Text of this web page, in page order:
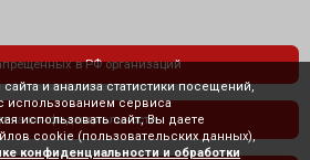
в РФ организаций
конфиденциальности
и анализа статистики посещений,
использованием сервиса
использовать сайт, Вы даете
cookie (пользовательских данных),
конфиденциальности и обработки